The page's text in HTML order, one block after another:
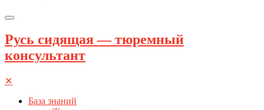
Русь сидящая — тюремный
консультант
✕
База знаний